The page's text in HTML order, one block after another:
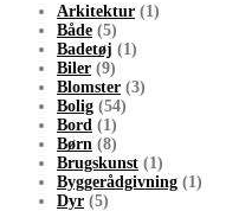
Arkitektur (1)
Både (5)
Badetøj (1)
Biler (9)
Blomster (3)
Bolig (54)
Bord (1)
Børn (8)
Brugskunst (1)
Byggerådgivning (1)
Dyr (5)